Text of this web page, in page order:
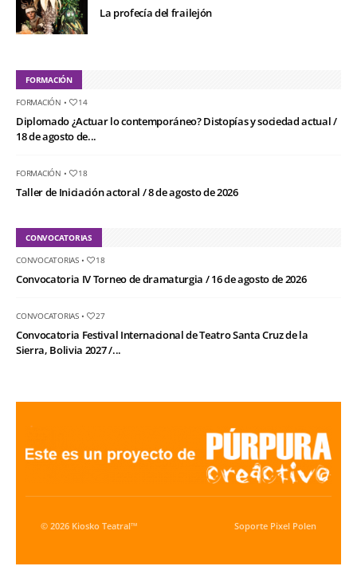
La profecía del frailejón
FORMACIÓN
FORMACIÓN • 14
Diplomado ¿Actuar lo contemporáneo? Distopías y sociedad actual /
18 de agosto de...
FORMACIÓN • 18
Taller de Iniciación actoral / 8 de agosto de 2026
CONVOCATORIAS
CONVOCATORIAS• 18
Convocatoria IV Torneo de dramaturgia / 16 de agosto de 2026
CONVOCATORIAS• 27
Convocatoria Festival Internacional de Teatro Santa Cruz de la
Sierra, Bolivia 2027 /...
© 2026 Kiosko Teatral™ Soporte Pixel Polen